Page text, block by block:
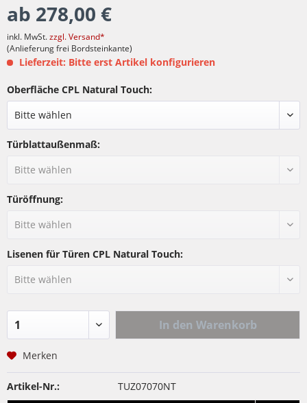
ab 278,00 €
inkl. MwSt.zzgl. Versand*
(Anlieferung frei Bordsteinkante)
Lieferzeit: Bitte erst Artikel konfigurieren
Oberfläche CPL Natural Touch:
Türblattaußenmaß:
Türöffnung:
Lisenen für Türen CPL Natural Touch:
In den Warenkorb
Merken
Artikel-Nr.: TUZ07070NT